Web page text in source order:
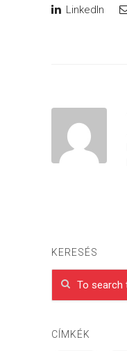
LinkedIn
KERESÉS
CÍMKÉK